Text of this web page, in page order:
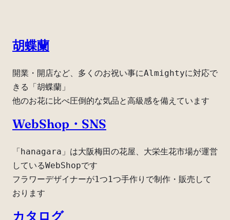
胡蝶蘭
開業・開店など、多くのお祝い事にAlmightyに対応で
きる「胡蝶蘭」
他のお花に比べ圧倒的な気品と高級感を備えています
WebShop・SNS
「hanagara」は大阪梅田の花屋、大栄生花市場が運営
しているWebShopです
フラワーデザイナーが1つ1つ手作りで制作・販売して
おります
カタログ